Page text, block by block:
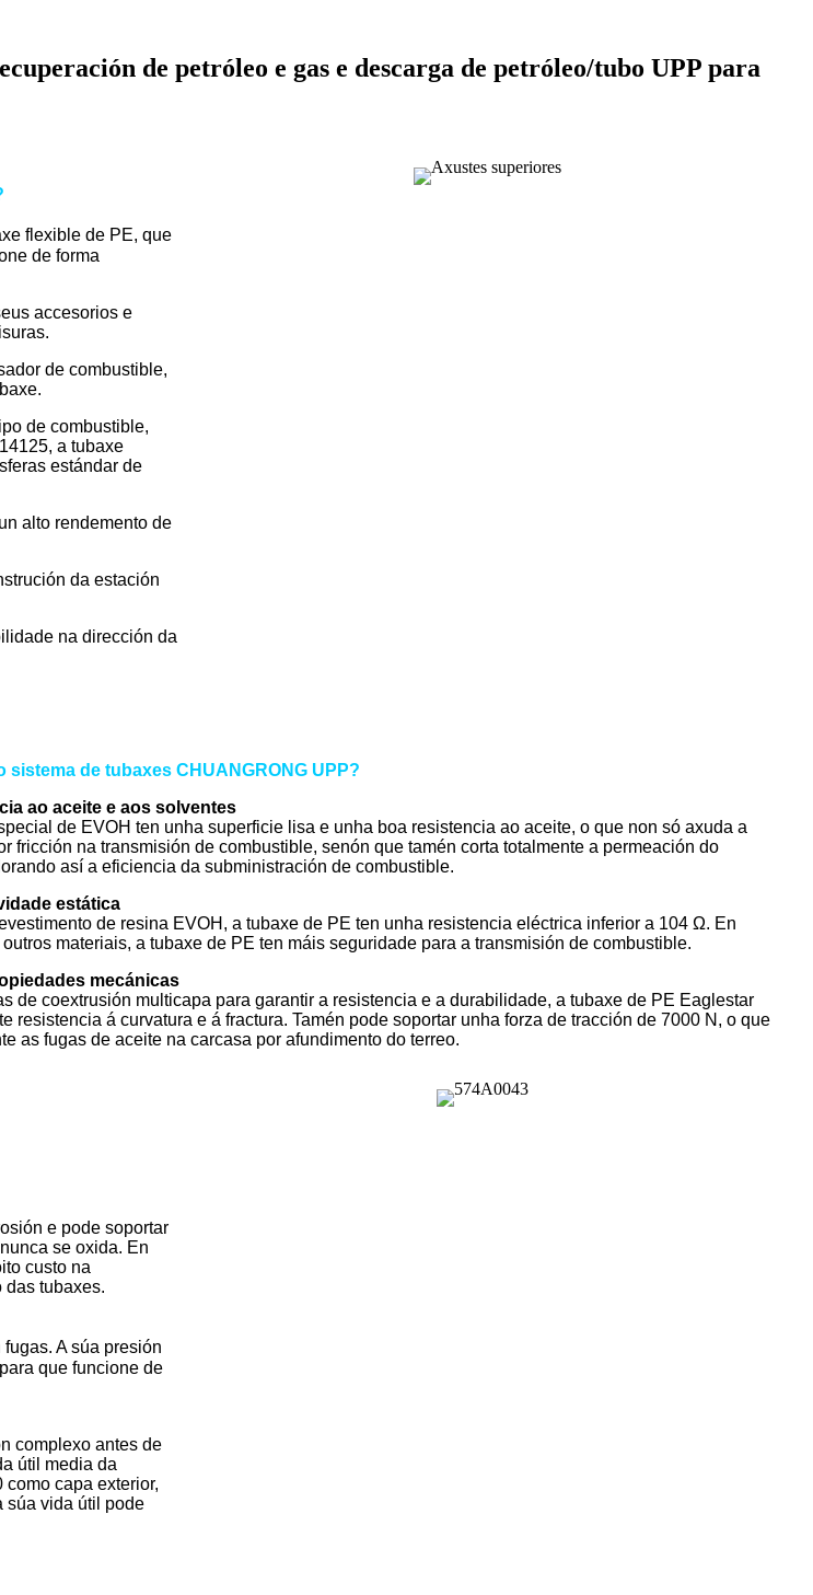
de petróleo e gas e descarga de petróleo/tubo UPP para
flexible de PE, que
de forma
accesorios e
de combustible,
de combustible,
a tubaxe
estándar de
alto rendemento de
da estación
na dirección da
sistema de tubaxes CHUANGRONG UPP?
ao aceite e aos solventes
de EVOH ten unha superficie lisa e unha boa resistencia ao aceite, o que non só axuda a
fricción na transmisión de combustible, senón que tamén corta totalmente a permeación do
así a eficiencia da subministración de combustible.
estática
de resina EVOH, a tubaxe de PE ten unha resistencia eléctrica inferior a 104 Ω. En
materiais, a tubaxe de PE ten máis seguridade para a transmisión de combustible.
mecánicas
de coextrusión multicapa para garantir a resistencia e a durabilidade, a tubaxe de PE Eaglestar
resistencia á curvatura e á fractura. Tamén pode soportar unha forza de tracción de 7000 N, o que
as fugas de aceite na carcasa por afundimento do terreo.
e pode soportar
se oxida. En
custo na
das tubaxes.
A súa presión
que funcione de
complexo antes de
útil media da
capa exterior,
súa vida útil pode